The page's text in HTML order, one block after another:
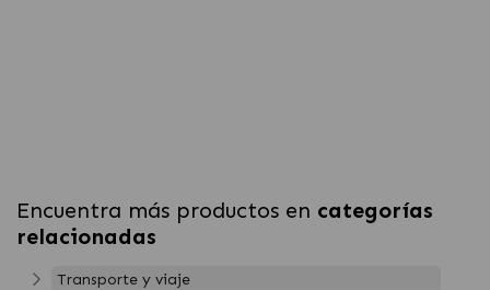
Encuentra más productos en categorías
relacionadas
Transporte y viaje